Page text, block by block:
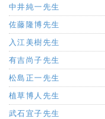
中井純一先生
佐藤隆博先生
入江美樹先生
有吉尚子先生
松島正一先生
植草博人先生
武石宜子先生